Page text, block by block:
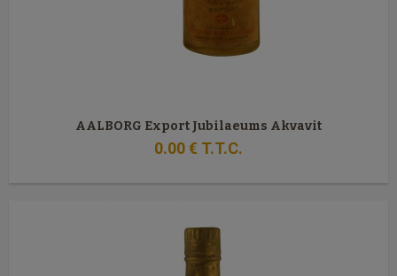
AALBORG Export Jubilaeums Akvavit
0.00€ T.T.C.